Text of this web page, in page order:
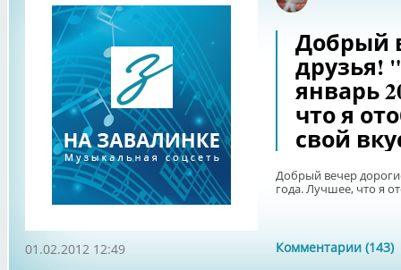
Добрый
друзья!
январь
что я
свой
Добрый вечер
года. Лучшее, что я
Комментарии (143)
01.02.2012 12:49